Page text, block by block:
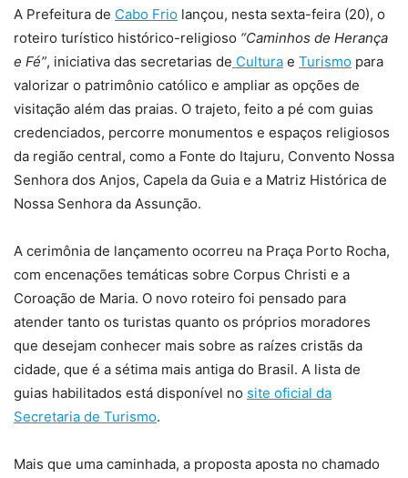
A Prefeitura de Cabo Frio lançou, nesta sexta-feira (20), o
roteiro turístico histórico-religioso “Caminhos de Herança
e Fé”, iniciativa das secretarias de Cultura e Turismo para
valorizar o patrimônio católico e ampliar as opções de
visitação além das praias. O trajeto, feito a pé com guias
credenciados, percorre monumentos e espaços religiosos
da região central, como a Fonte do Itajuru, Convento Nossa
Senhora dos Anjos, Capela da Guia e a Matriz Histórica de
Nossa Senhora da Assunção.
A cerimônia de lançamento ocorreu na Praça Porto Rocha,
com encenações temáticas sobre Corpus Christi e a
Coroação de Maria. O novo roteiro foi pensado para
atender tanto os turistas quanto os próprios moradores
que desejam conhecer mais sobre as raízes cristãs da
cidade, que é a sétima mais antiga do Brasil. A lista de
guias habilitados está disponível no site oficial da
Secretaria de Turismo.
Mais que uma caminhada, a proposta aposta no chamado